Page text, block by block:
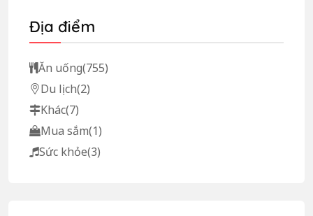
Địa điểm
Ăn uống(755)
Du lịch(2)
Khác(7)
Mua sắm(1)
Sức khỏe(3)